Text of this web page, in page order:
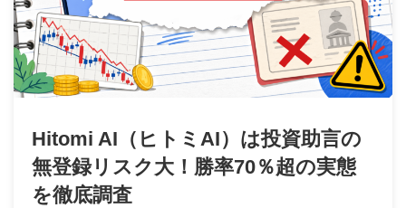
Hitomi AI（ヒトミAI）は投資助言の
無登録リスク大！勝率70％超の実態
を徹底調査